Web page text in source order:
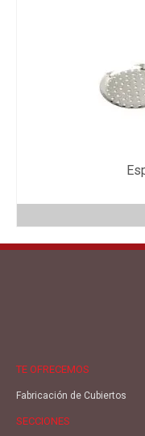
TE OFRECEMOS
Fabricación de Cubiertos
SECCIONES